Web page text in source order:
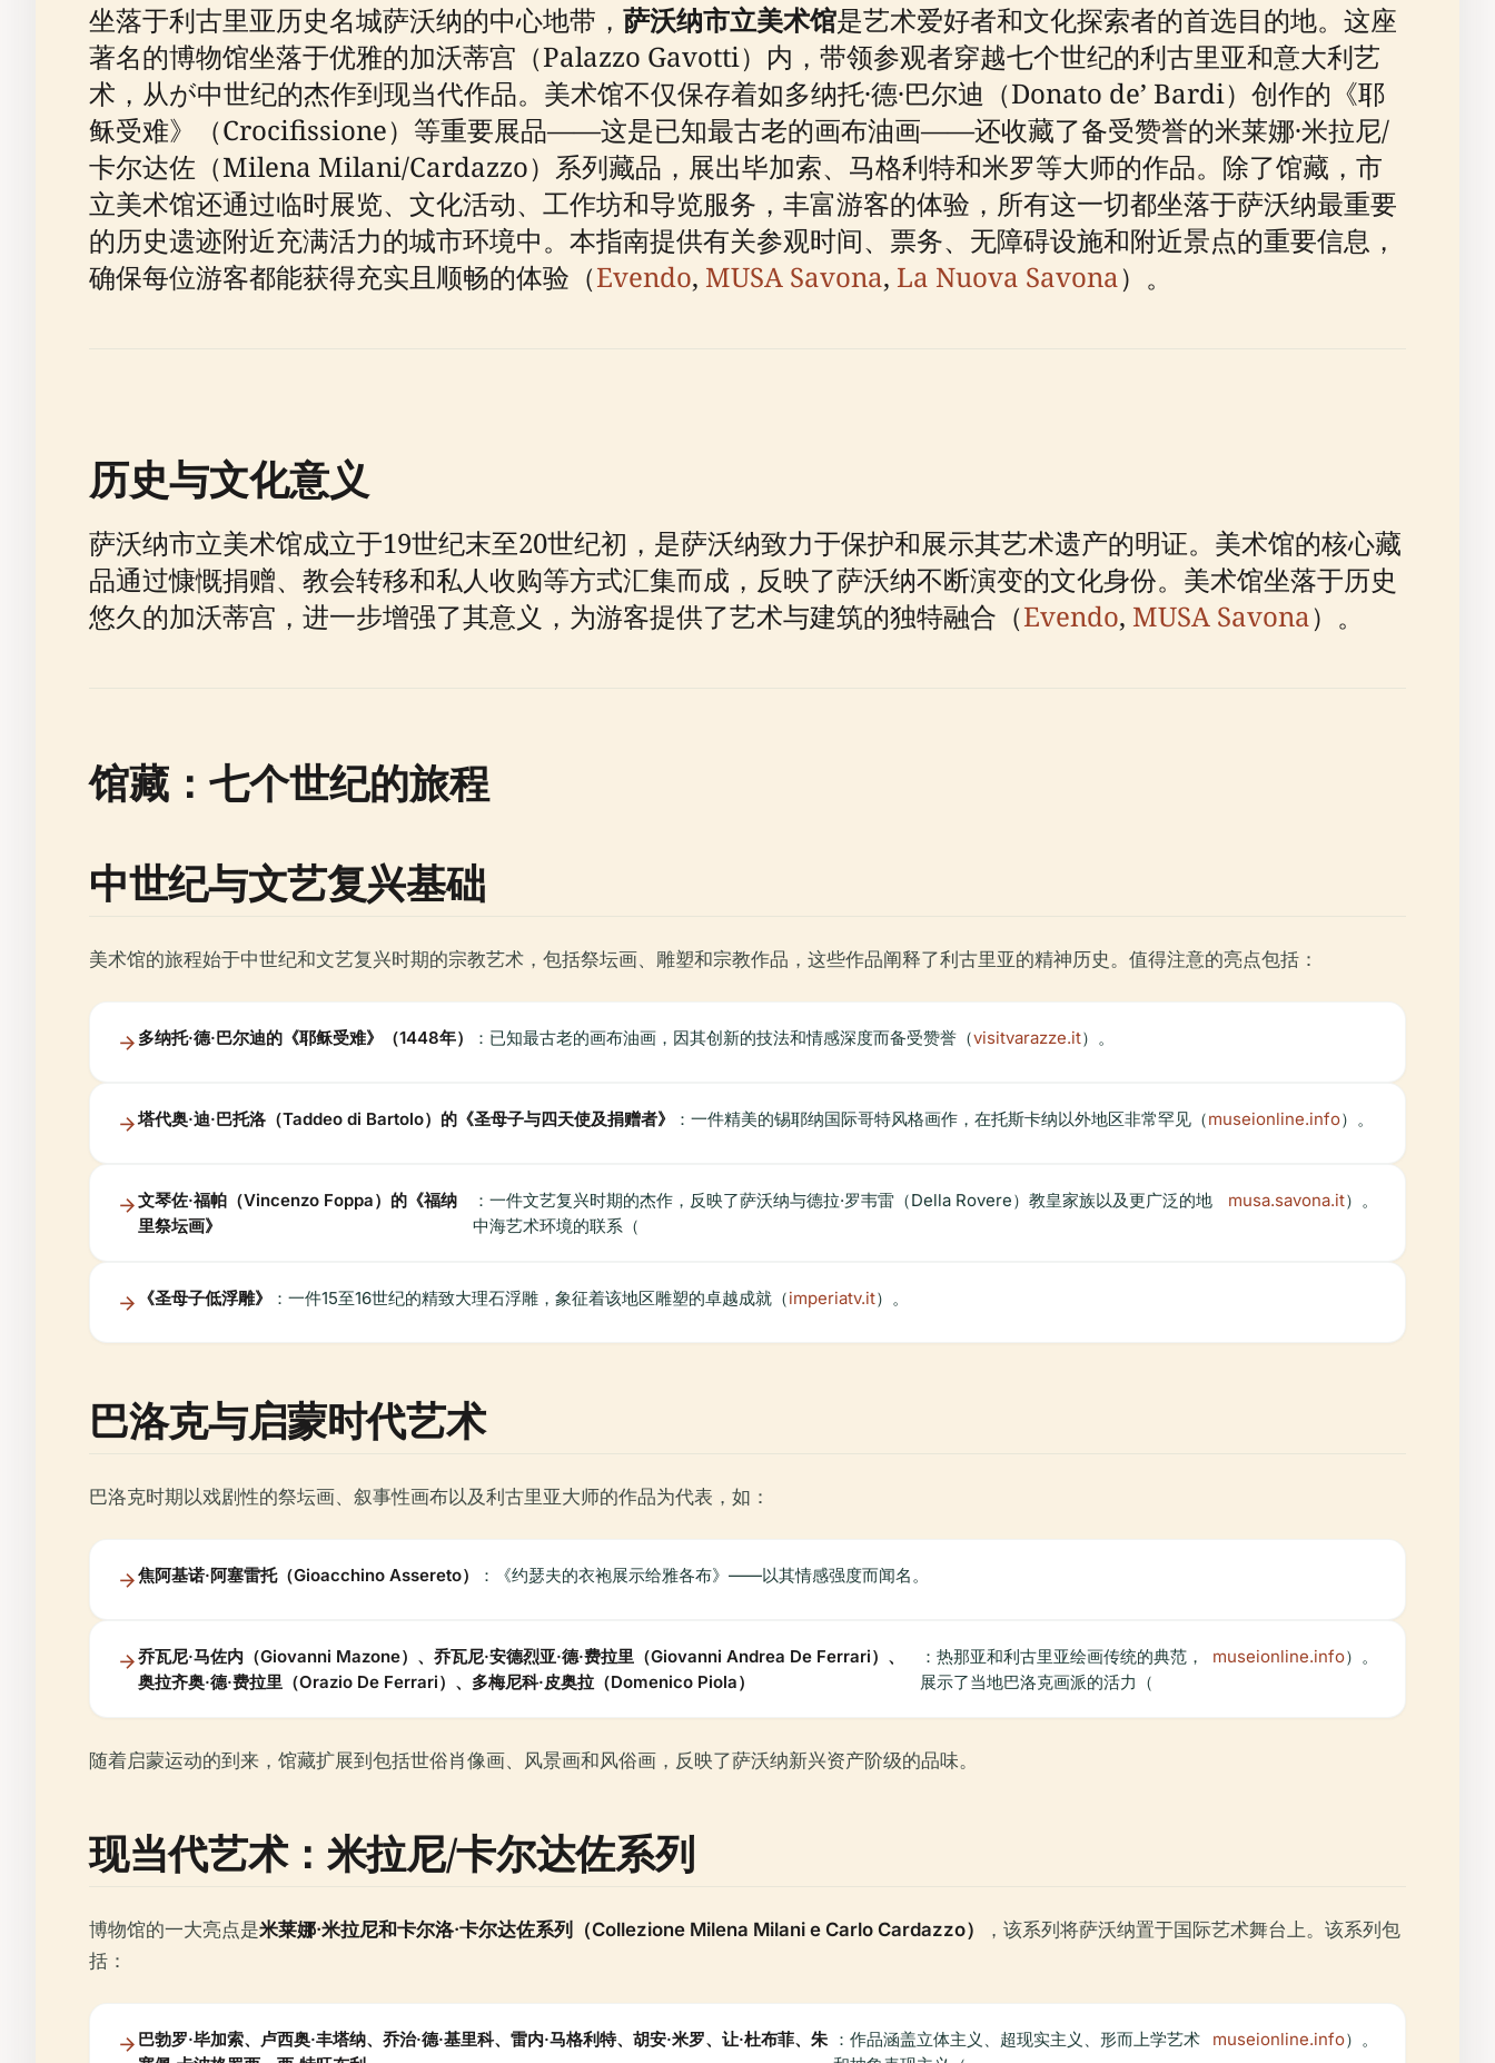
坐落于利古里亚历史名城萨沃纳的中心地带， 萨沃纳市立美术馆是艺术爱好者和文化探索者的首选目的地。这座
著名的博物馆坐落于优雅的加沃蒂宫（Palazzo Gavotti）内，带领参观者穿越七个世纪的利古里亚和意大利艺
术，从が中世纪的杰作到现当代作品。美术馆不仅保存着如多纳托·德·巴尔迪（Donato de’ Bardi）创作的《耶
稣受难》（Crocifissione）等重要展品——这是已知最古老的画布油画——还收藏了备受赞誉的米莱娜·米拉尼/
卡尔达佐（Milena Milani/Cardazzo）系列藏品，展出毕加索、马格利特和米罗等大师的作品。除了馆藏，市
立美术馆还通过临时展览、文化活动、工作坊和导览服务，丰富游客的体验，所有这一切都坐落于萨沃纳最重要
的历史遗迹附近充满活力的城市环境中。本指南提供有关参观时间、票务、无障碍设施和附近景点的重要信息，
确保每位游客都能获得充实且顺畅的体验（Evendo, MUSA Savona, La Nuova Savona）。
历史与文化意义
萨沃纳市立美术馆成立于19世纪末至20世纪初，是萨沃纳致力于保护和展示其艺术遗产的明证。美术馆的核心藏
品通过慷慨捐赠、教会转移和私人收购等方式汇集而成，反映了萨沃纳不断演变的文化身份。美术馆坐落于历史
悠久的加沃蒂宫，进一步增强了其意义，为游客提供了艺术与建筑的独特融合（Evendo, MUSA Savona）。
馆藏：七个世纪的旅程
中世纪与文艺复兴基础
美术馆的旅程始于中世纪和文艺复兴时期的宗教艺术，包括祭坛画、雕塑和宗教作品，这些作品阐释了利古里亚的精神历史。值得注意的亮点包括：
多纳托·德·巴尔迪的《耶稣受难》（1448年） ：已知最古老的画布油画，因其创新的技法和情感深度而备受赞誉（visitvarazze.it）。
塔代奥·迪·巴托洛（Taddeo di Bartolo）的《圣母子与四天使及捐赠者》 ：一件精美的锡耶纳国际哥特风格画作，在托斯卡纳以外地区非常罕见（museionline.info）。
文琴佐·福帕（Vincenzo Foppa）的《福纳
里祭坛画》
：一件文艺复兴时期的杰作，反映了萨沃纳与德拉·罗韦雷（Della Rovere）教皇家族以及更广泛的地
中海艺术环境的联系（
musa.savona.it）。
《圣母子低浮雕》 ：一件15至16世纪的精致大理石浮雕，象征着该地区雕塑的卓越成就（imperiatv.it）。
巴洛克与启蒙时代艺术
巴洛克时期以戏剧性的祭坛画、叙事性画布以及利古里亚大师的作品为代表，如：
焦阿基诺·阿塞雷托（Gioacchino Assereto） ：《约瑟夫的衣袍展示给雅各布》——以其情感强度而闻名。
乔瓦尼·马佐内（Giovanni Mazone）、乔瓦尼·安德烈亚·德·费拉里（Giovanni Andrea De Ferrari）、
奥拉齐奥·德·费拉里（Orazio De Ferrari）、多梅尼科·皮奥拉（Domenico Piola）
：热那亚和利古里亚绘画传统的典范，
展示了当地巴洛克画派的活力（
museionline.info）。
随着启蒙运动的到来，馆藏扩展到包括世俗肖像画、风景画和风俗画，反映了萨沃纳新兴资产阶级的品味。
现当代艺术：米拉尼/卡尔达佐系列
博物馆的一大亮点是米莱娜·米拉尼和卡尔洛·卡尔达佐系列（Collezione Milena Milani e Carlo Cardazzo）
，该系列将萨沃纳置于国际艺术舞台上。该系列包
括：
巴勃罗·毕加索、卢西奥·丰塔纳、乔治·德·基里科、雷内·马格利特、胡安·米罗、让·杜布菲、朱 ：作品涵盖立体主义、超现实主义、形而上学艺术
museionline.info）。